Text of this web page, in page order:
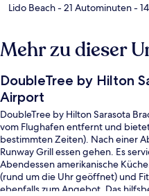
Lido Beach- 21 Autominuten-
Mehr zu dieser
DoubleTree by Hilton
Airport
DoubleTree by Hilton Sarasota
vom Flughafen entfernt und
bestimmten Zeiten). Nach einer
Runway Grill essen gehen. Es
Abendessen amerikanische
(rund um die Uhr geöffnet) und
ebenfalls zum Angebot. Das